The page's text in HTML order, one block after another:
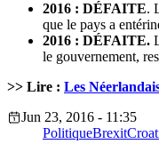
2016 : DÉFAITE.
que le pays a
2016 : DÉFAITE.
le gouvernement,
>> Lire : Les
Jun 23, 2016 - 11:35
PolitiqueBrexit